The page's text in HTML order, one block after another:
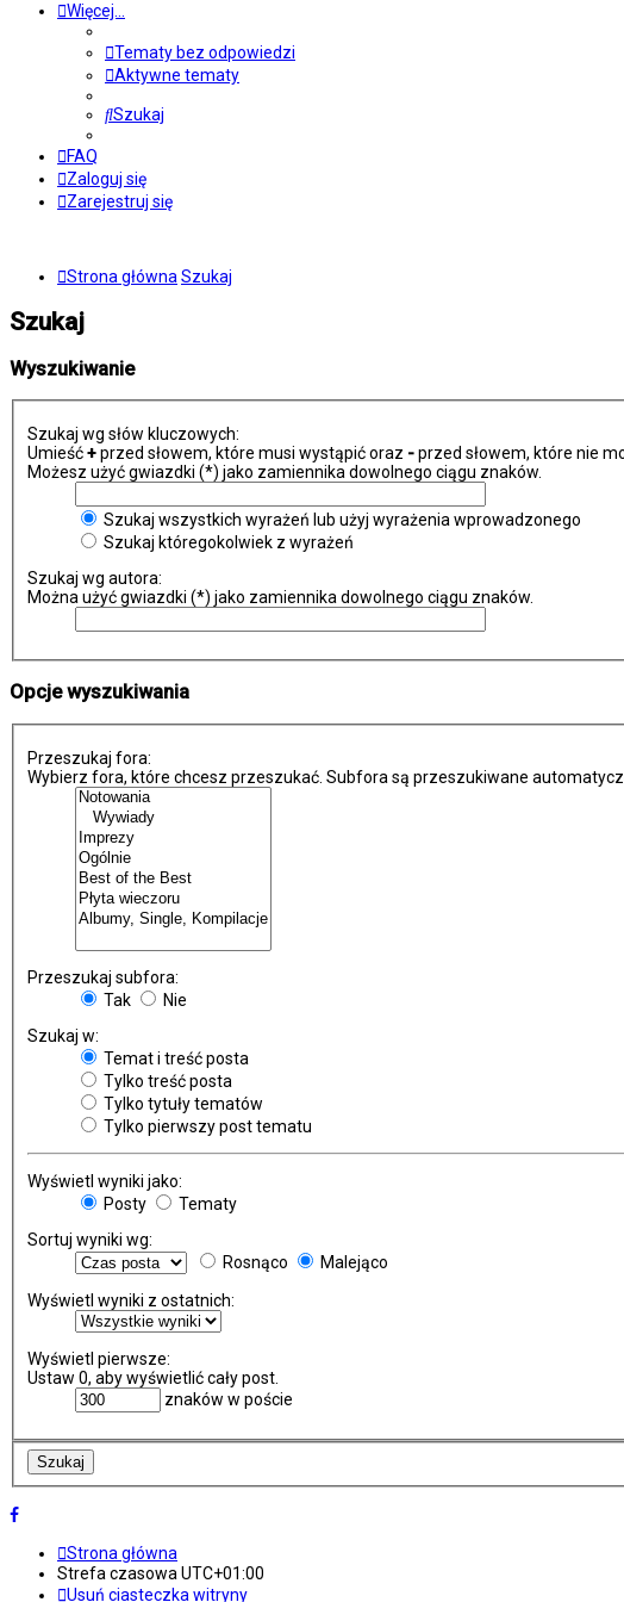
Więcej…
Tematy bez odpowiedzi
Aktywne tematy
Szukaj
FAQ
Zaloguj się
Zarejestruj się
Strona główna Szukaj
Szukaj
Wyszukiwanie
Szukaj wg słów kluczowych:
Umieść+przed słowem, które musi wystąpić oraz -przed słowem, które nie
Możesz użyć gwiazdki (*) jako zamiennika dowolnego ciągu znaków.
Szukaj wszystkich wyrażeń lub użyj wyrażenia wprowadzonego
Szukaj któregokolwiek z wyrażeń
Szukaj wg autora:
Można użyć gwiazdki (*) jako zamiennika dowolnego ciągu znaków.
Opcje wyszukiwania
Przeszukaj fora:
Wybierz fora, które chcesz przeszukać. Subfora są przeszukiwane
Przeszukaj subfora:
Tak
Nie
Szukaj w:
Temat i treść posta
Tylko treść posta
Tylko tytuły tematów
Tylko pierwszy post tematu
Wyświetl wyniki jako:
Posty
Tematy
Sortuj wyniki wg:
Rosnąco
Malejąco
Wyświetl wyniki z ostatnich:
Wyświetl pierwsze:
Ustaw 0, aby wyświetlić cały post.
znaków w poście
Strona główna
Strefa czasowa UTC+01:00
Usuń ciasteczka witryny